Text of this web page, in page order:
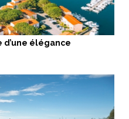
d’une élégance